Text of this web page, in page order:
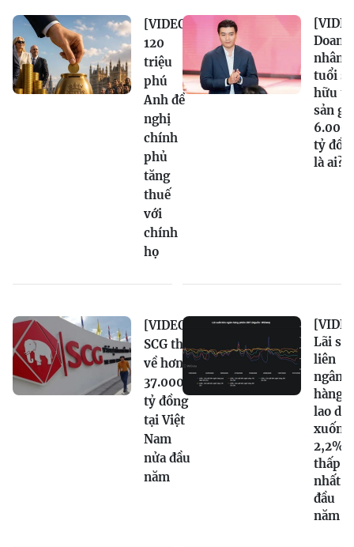
[VIDEO]
120
triệu
phú
Anh đề
nghị
chính
phủ
tăng
thuế
với
chính
họ
Doanh
nhân
tuổi sở
hữu
sản
6.000
tỷ
là ai?
[VIDEO]
SCG thu
về hơn
37.000
tỷ đồng
tại Việt
Nam
nửa đầu
năm
Lãi
liên
ngân
hàng
lao dốc
xuống
2,2%,
thấp
nhất
đầu
năm